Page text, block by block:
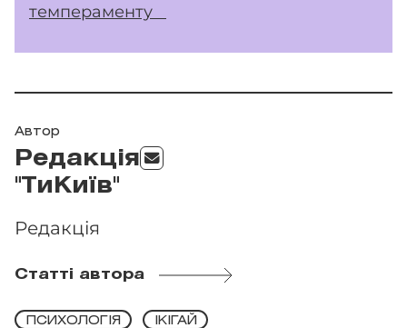
темпераменту
Автор
Редакція
"ТиКиїв"
Редакція
Статті автора
ПСИХОЛОГІЯ ІКІГАЙ